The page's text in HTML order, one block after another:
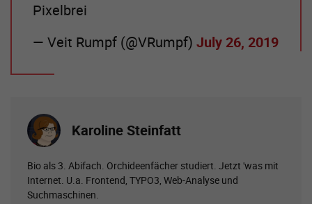
Pixelbrei
— Veit Rumpf (@VRumpf) July 26, 2019
Karoline Steinfatt
Bio als 3. Abifach. Orchideenfächer studiert. Jetzt 'was mit
Internet. U.a. Frontend, TYPO3, Web-Analyse und
Suchmaschinen.